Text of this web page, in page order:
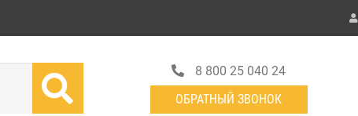
8 800 25 040 24
ОБРАТНЫЙ ЗВОНОК